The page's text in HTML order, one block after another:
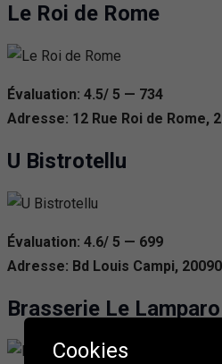
Le Roi de Rome
Évaluation: 4.5/ 5 — 734
Adresse: 12 Rue Roi de Rome,
U Bistrotellu
Évaluation: 4.6/ 5 — 699
Adresse: Bd Louis Campi,
Brasserie Le Lamparo
Cookies